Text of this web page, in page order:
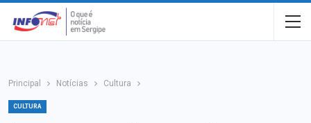
Principal Notícias Cultura
CULTURA